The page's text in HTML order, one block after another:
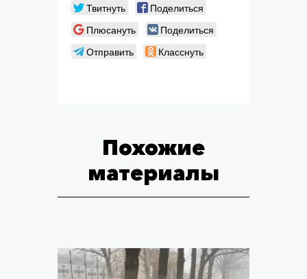
Твитнуть
Поделиться
Плюсануть
Поделиться
Отправить
Класснуть
Похожие
материалы